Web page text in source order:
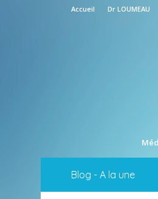
Accueil Dr LOUMEAU
Blog - A la une